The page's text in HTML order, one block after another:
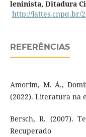
leninista, Ditadura
http://lattes.cnpq.br/
REFERÊNCIAS
Amorim, M. Á.,
(2022). Literatura na
Bersch, R. (2007).